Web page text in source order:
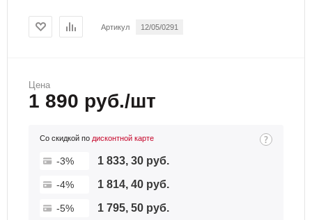
Артикул 12/05/0291
Цена
1 890 руб./шт
Со скидкой по дисконтной карте
-3% 1 833, 30 руб.
-4% 1 814, 40 руб.
-5% 1 795, 50 руб.